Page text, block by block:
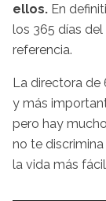
ellos. En
los 365 días
referencia.
La directora de
y más
pero hay
no te
la vida más